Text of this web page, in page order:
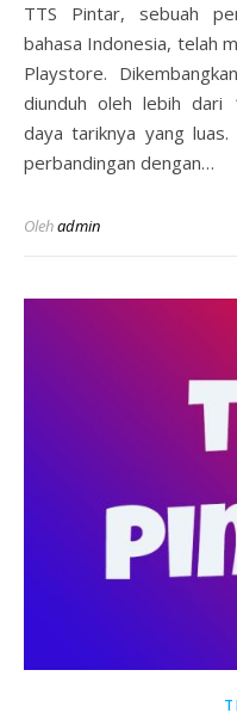
TTS Pintar, sebuah permainan teka-teki silang dalam
bahasa Indonesia, telah
Playstore.
diunduh oleh lebih dari
daya tariknya yang
perbandingan dengan…
Olehadmin